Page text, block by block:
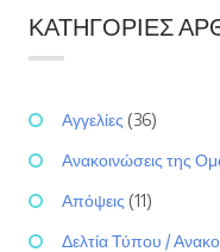
ΚΑΤΗΓΟΡΊΕΣ
Αγγελίες (36)
Ανακοινώσεις της
Απόψεις (11)
Δελτία Τύπου /